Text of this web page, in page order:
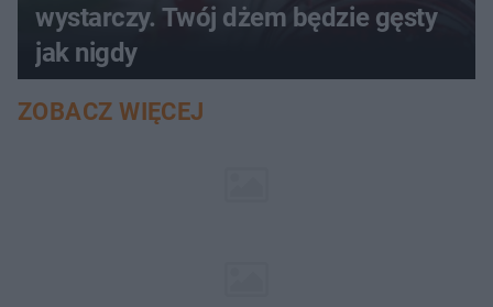
wystarczy. Twój dżem będzie gęsty
jak nigdy
ZOBACZ WIĘCEJ